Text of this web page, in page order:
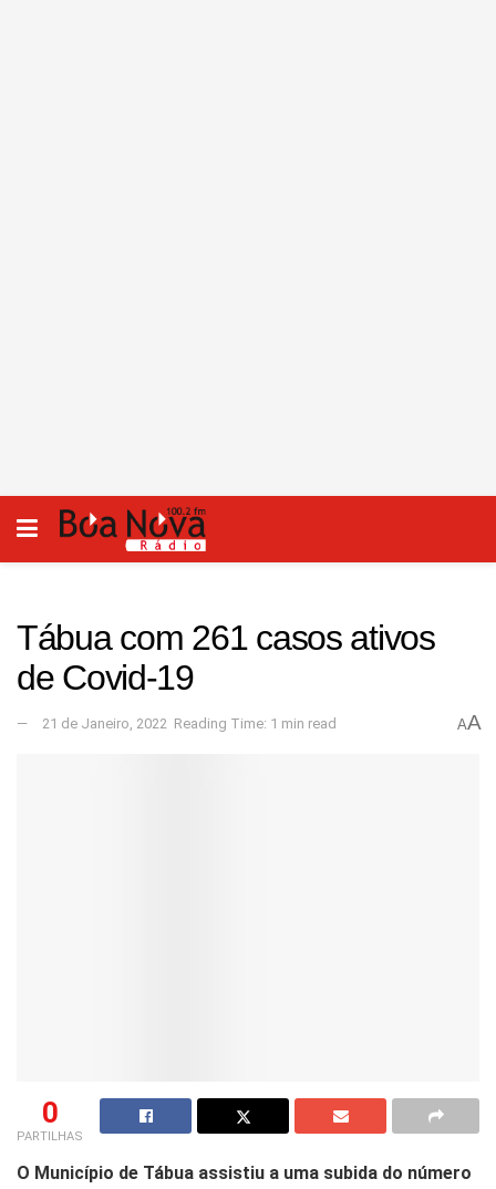
Tábua com 261 casos ativos
de Covid-19
21 de Janeiro, 2022 Reading Time: 1 min read AA
0
PARTILHAS
O Município de Tábua assistiu a uma subida do número